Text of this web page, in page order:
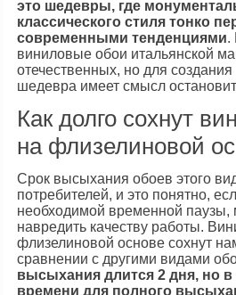
это шедевры, где
классического стиля тонко
современными тенденциями.
виниловые обои итальянской
отечественных, но для создания
шедевра имеет смысл
Как долго сохнут
на флизелиновой
Срок высыхания обоев этого
потребителей, и это понятно,
необходимой временной паузы,
навредить качеству работы.
флизелиновой основе сохнут
сравнении с другими видами
высыхания длится 2 дня, но
времени для полного